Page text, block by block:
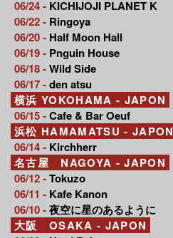
06/24 - KICHIJOJI PLANET K
06/22 - Ringoya
06/20 - Half Moon Hall
06/19 - Pnguin House
06/18 -Wild Side
06/17 -den atsu
横浜 YOKOHAMA - JAPON
06/15 -Cafe & Bar Oeuf
浜松 HAMAMATSU - JAPON
06/14 - Kirchherr
名古屋 NAGOYA - JAPON
06/12 -Tokuzo
06/11 - Kafe Kanon
06/10 -夜空に星のあるように
大阪 OSAKA - JAPON